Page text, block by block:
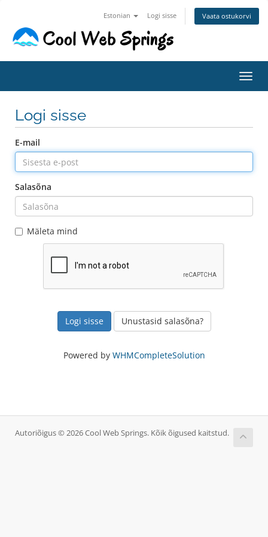
Estonian Logi sisse Vaata ostukorvi
Logi sisse
E-mail
Salasõna
Mäleta mind
Unustasid salasõna?
Powered by WHMCompleteSolution
Autoriõigus © 2026 Cool Web Springs. Kõik õigused kaitstud.